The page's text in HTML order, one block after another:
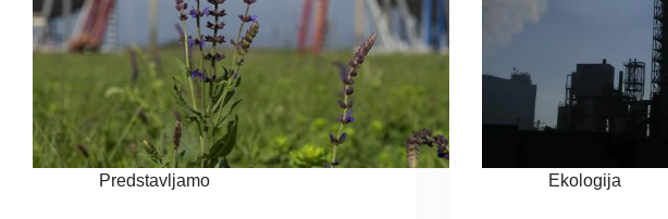
Predstavljamo Ekologija